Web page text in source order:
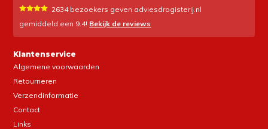
2634bezoekers geven adviesdrogisterij.nl
gemiddeld een 9.4! Bekijk de reviews
Klantenservice
Algemene voorwaarden
Retourneren
Verzendinformatie
Contact
Links